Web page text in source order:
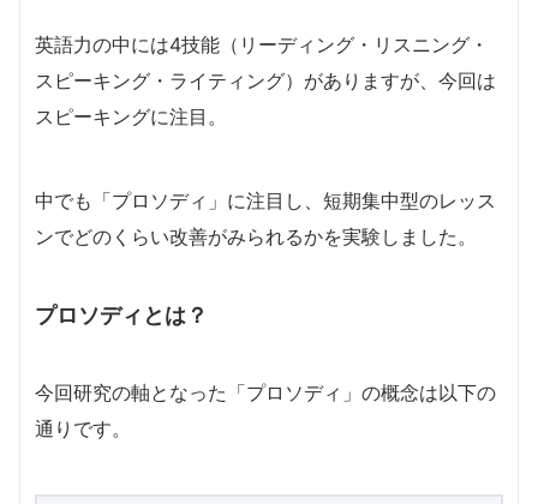
英語力の中には4技能（リーディング・リスニング・
スピーキング・ライティング）がありますが、今回は
スピーキングに注目。
中でも「プロソディ」に注目し、短期集中型のレッス
ンでどのくらい改善がみられるかを実験しました。
プロソディとは？
今回研究の軸となった「プロソディ」の概念は以下の
通りです。